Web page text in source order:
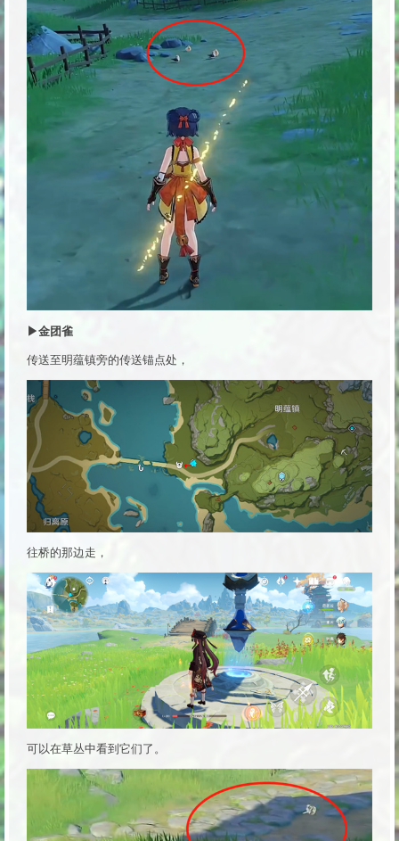
▶金团雀
传送至明蕴镇旁的传送锚点处，
往桥的那边走，
可以在草丛中看到它们了。